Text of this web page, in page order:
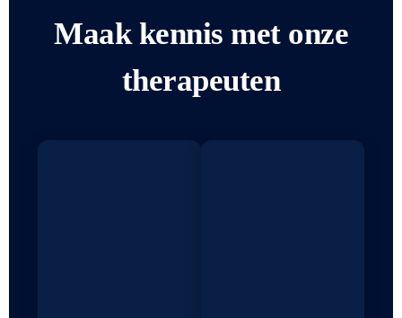
Maak kennis met onze
therapeuten